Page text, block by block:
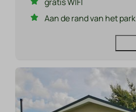
Aan de rand van het park